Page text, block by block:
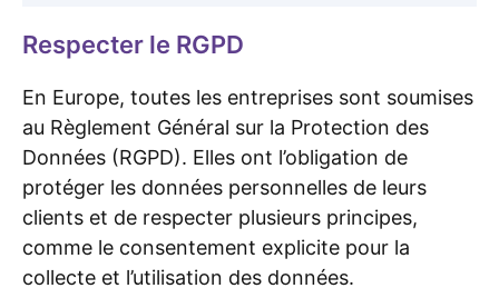
Respecter le RGPD
En Europe, toutes les entreprises sont soumises
au Règlement Général sur la Protection des
Données (RGPD). Elles ont l’obligation de
protéger les données personnelles de leurs
clients et de respecter plusieurs principes,
comme le consentement explicite pour la
collecte et l’utilisation des données.